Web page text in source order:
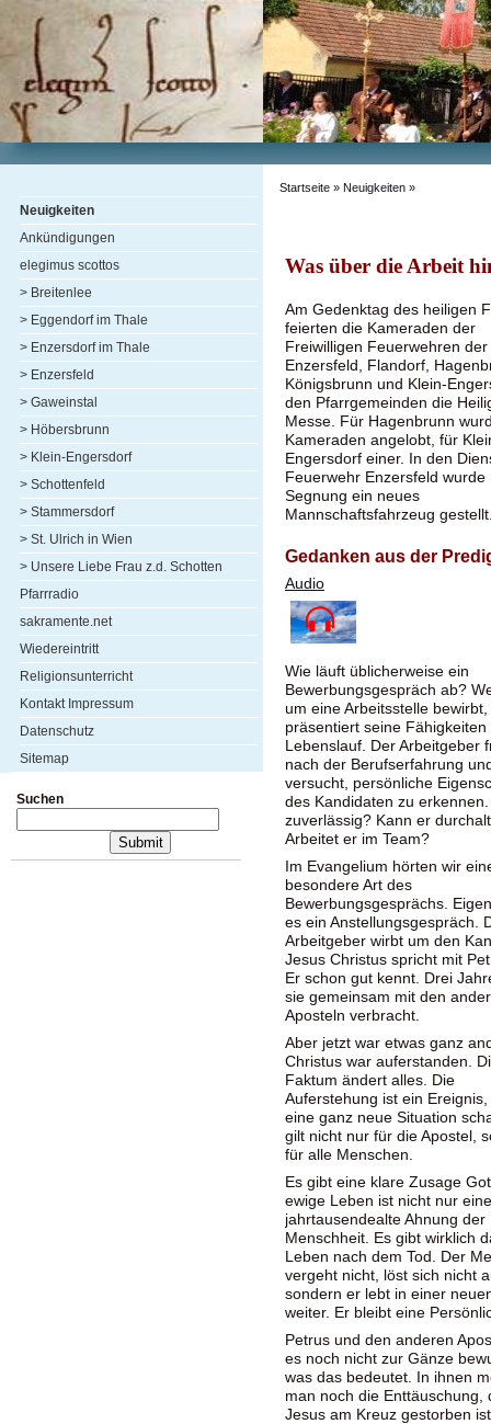
Neuigkeiten
Ankündigungen
elegimus scottos
> Breitenlee
> Eggendorf im Thale
> Enzersdorf im Thale
> Enzersfeld
> Gaweinstal
> Höbersbrunn
> Klein-Engersdorf
> Schottenfeld
> Stammersdorf
> St. Ulrich in Wien
> Unsere Liebe Frau z.d. Schotten
Pfarrradio
sakramente.net
Wiedereintritt
Religionsunterricht
Kontakt Impressum
Datenschutz
Sitemap
Suchen
Startseite » Neuigkeiten »
Was über die Arbeit
Am Gedenktag des heiligen
feierten die Kameraden der
Freiwilligen Feuerwehren
Enzersfeld, Flandorf,
Königsbrunn und Klein-
den Pfarrgemeinden die
Messe. Für Hagenbrunn
Kameraden angelobt, für
Engersdorf einer. In den
Feuerwehr Enzersfeld wurde
Segnung ein neues
Mannschaftsfahrzeug
Gedanken aus der
Audio
Wie läuft üblicherweise ein
Bewerbungsgespräch ab?
um eine Arbeitsstelle bewirbt,
präsentiert seine Fähigkeiten
Lebenslauf. Der Arbeitgeber
nach der Berufserfahrung
versucht, persönliche
des Kandidaten zu
zuverlässig? Kann er
Arbeitet er im Team?
Im Evangelium hörten wir
besondere Art des
Bewerbungsgesprächs.
es ein Anstellungsgespräch.
Arbeitgeber wirbt um den
Jesus Christus spricht mit
Er schon gut kennt. Drei
sie gemeinsam mit den
Aposteln verbracht.
Aber jetzt war etwas ganz
Christus war auferstanden.
Faktum ändert alles. Die
Auferstehung ist ein Ereignis,
eine ganz neue Situation
gilt nicht nur für die Apostel,
für alle Menschen.
Es gibt eine klare Zusage
ewige Leben ist nicht nur eine
jahrtausendealte Ahnung der
Menschheit. Es gibt wirklich
Leben nach dem Tod. Der
vergeht nicht, löst sich nicht
sondern er lebt in einer
weiter. Er bleibt eine
Petrus und den anderen
es noch nicht zur Gänze
was das bedeutet. In ihnen
man noch die Enttäuschung,
Jesus am Kreuz gestorben